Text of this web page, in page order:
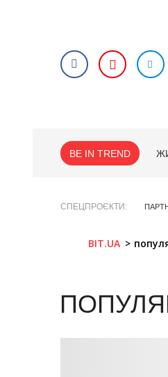
BE IN TREND
СПЕЦПРОЄКТИ
BIT.UA